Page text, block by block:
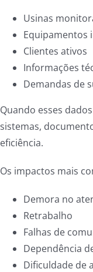
Usinas
Equipamentos
Clientes ativos
Informações
Demandas de
Quando esses
sistemas,
eficiência.
Os impactos mais
Demora no
Retrabalho
Falhas de
Dependência
Dificuldade de